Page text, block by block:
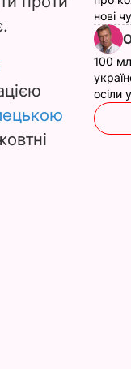
нові
100
осіли